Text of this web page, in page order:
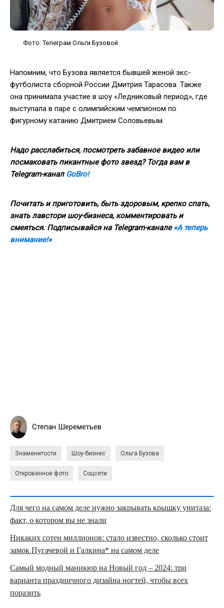
Фото: Телеграм Ольги Бузовой
Напомним, что Бузова является бывшей женой экс-
футболиста сборной России Дмитрия Тарасова. Также
она принимала участие в шоу «Ледниковый период», где
выступала в паре с олимпийским чемпионом по
фигурному катанию Дмитрием Соловьевым.
Надо расслабиться, посмотреть забавное видео или
посмаковать пикантные фото звезд? Тогда вам в
Telegram-канал GoBro!
Почитать и приготовить, быть здоровым, крепко спать,
знать лавстори шоу-бизнеса, комментировать и
смеяться. Подписывайся на Telegram-канале«А теперь
внимание!»
Степан Шереметьев
Знаменитости Шоу-бизнес Ольга Бузова
Откровенное фото Соцсети
Для чего на самом деле нужно закрывать крышку унитаза:
факт, о котором вы не знали
Никаких сотен миллионов: стало известно, сколько стоит
замок Пугачевой и Галкина* на самом деле
Самый модный маникюр на Новый год – 2024: три
варианта праздничного дизайна ногтей, чтобы всех
поразить